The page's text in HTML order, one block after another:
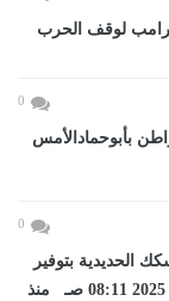
لوقف الحرب
0
توقع الكشف على 1600 مواطن بأبوحمادالأمس
0
الحديدية بتوفير
أماكن في رحلات...اليوم الأربعاء، 2 أبريل 2025 08:11 صـ منذ